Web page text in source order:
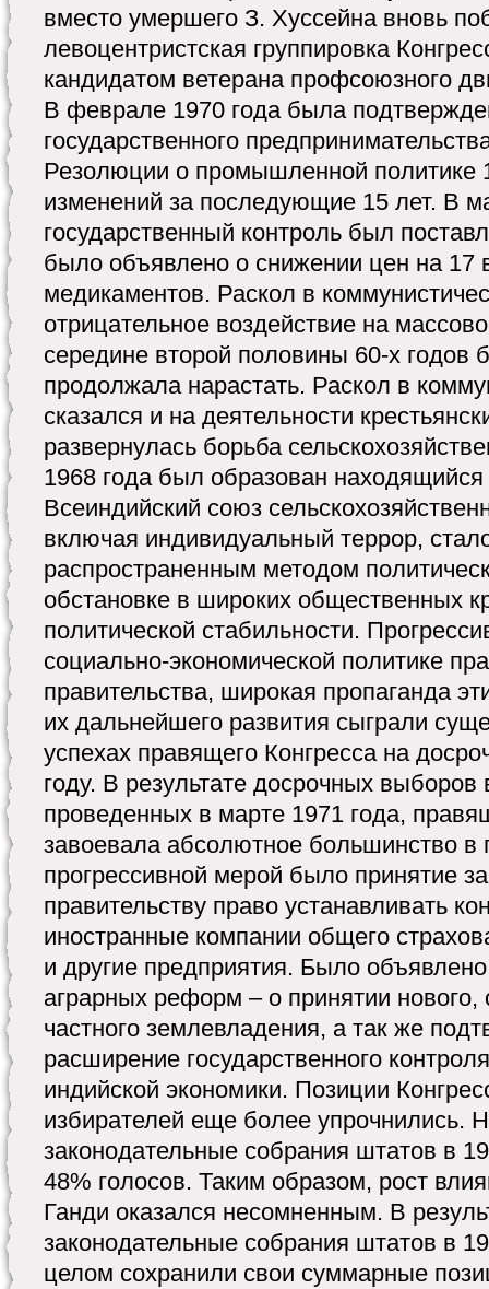
вместо умершего З. Хуссейна вновь
левоцентристская группировка
кандидатом ветерана профсоюзного
В феврале 1970 года была
государственного
Резолюции о промышленной политике
изменений за последующие 15 лет. В
государственный контроль был
было объявлено о снижении цен на 17
медикаментов. Раскол в
отрицательное воздействие на
середине второй половины 60-х годов
продолжала нарастать. Раскол в
сказался и на деятельности
развернулась борьба
1968 года был образован
Всеиндийский союз
включая индивидуальный террор,
распространенным методом
обстановке в широких общественных
политической стабильности.
социально-экономической политике
правительства, широкая пропаганда
их дальнейшего развития сыграли
успехах правящего Конгресса на
году. В результате досрочных выборов
проведенных в марте 1971 года,
завоевала абсолютное большинство
прогрессивной мерой было принятие
правительству право устанавливать
иностранные компании общего
и другие предприятия. Было
аграрных реформ – о принятии нового,
частного землевладения, а так же
расширение государственного
индийской экономики. Позиции
избирателей еще более упрочнились.
законодательные собрания штатов в
48% голосов. Таким образом, рост
Ганди оказался несомненным. В
законодательные собрания штатов в
целом сохранили свои суммарные